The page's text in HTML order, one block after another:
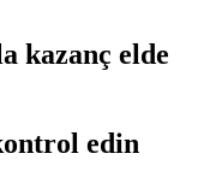
kazanç elde
edin